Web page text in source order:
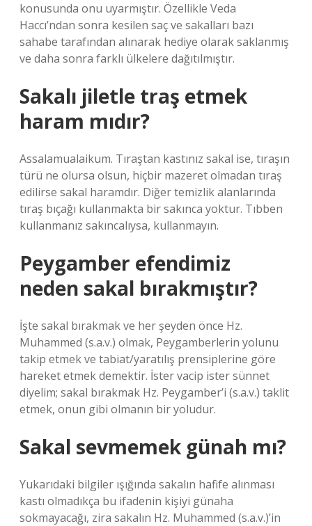
konusunda onu uyarmıştır. Özellikle Veda
Haccı’ndan sonra kesilen saç ve sakalları bazı
sahabe tarafından alınarak hediye olarak saklanmış
ve daha sonra farklı ülkelere dağıtılmıştır.
Sakalı jiletle traş etmek
haram mıdır?
Assalamualaikum. Tıraştan kastınız sakal ise, tıraşın
türü ne olursa olsun, hiçbir mazeret olmadan tıraş
edilirse sakal haramdır. Diğer temizlik alanlarında
tıraş bıçağı kullanmakta bir sakınca yoktur. Tıbben
kullanmanız sakıncalıysa, kullanmayın.
Peygamber efendimiz
neden sakal bırakmıştır?
İşte sakal bırakmak ve her şeyden önce Hz.
Muhammed (s.a.v.) olmak, Peygamberlerin yolunu
takip etmek ve tabiat/yaratılış prensiplerine göre
hareket etmek demektir. İster vacip ister sünnet
diyelim; sakal bırakmak Hz. Peygamber’i (s.a.v.) taklit
etmek, onun gibi olmanın bir yoludur.
Sakal sevmemek günah mı?
Yukarıdaki bilgiler ışığında sakalın hafife alınması
kastı olmadıkça bu ifadenin kişiyi günaha
sokmayacağı, zira sakalın Hz. Muhammed (s.a.v.)’in